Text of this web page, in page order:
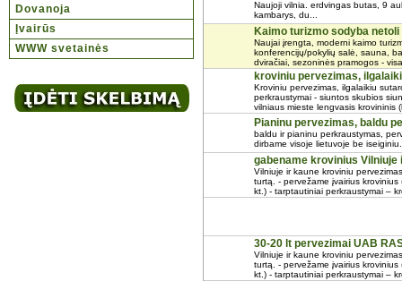
Dovanoja
Įvairūs
WWW svetainės
Naujoji vilnia. erdvingas butas, 9
kambarys, du...
Kaimo turizmo sodyba
Naujai įrengta, moderni kaimo
konferencijų/pokylių salė, sauna,
dviračiai, sezoninės pramogos -
kroviniu pervezimas,
Kroviniu pervezimas, ilgalaikiu
perkraustymai - siuntos skubios
vilniaus mieste lengvasis krovininis
Pianinu pervezimas, baldu
baldu ir pianinu perkraustymas,
dirbame visoje lietuvoje be
gabename krovinius Vilniuje
Vilniuje ir kaune kroviniu
turtą. - pervežame įvairius
kt.) - tarptautiniai perkraustymai –
30-20 lt pervezimai UAB
Vilniuje ir kaune kroviniu
turtą. - pervežame įvairius
kt.) - tarptautiniai perkraustymai –